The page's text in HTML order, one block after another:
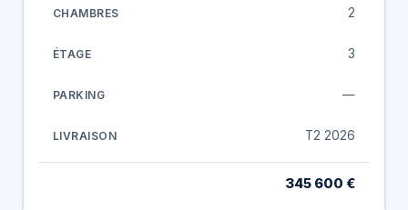
2
3
—
T2 2026
345 600 €